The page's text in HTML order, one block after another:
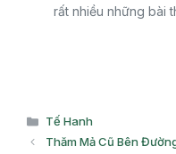
rất nhiều những bài
Danh
mục
Tế Hanh
Thăm Mả Cũ Bên